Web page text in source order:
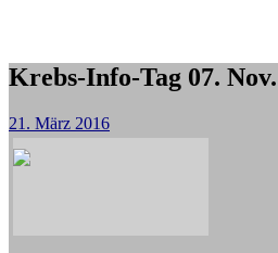
Krebs-Info-Tag 07.
21. März 2016